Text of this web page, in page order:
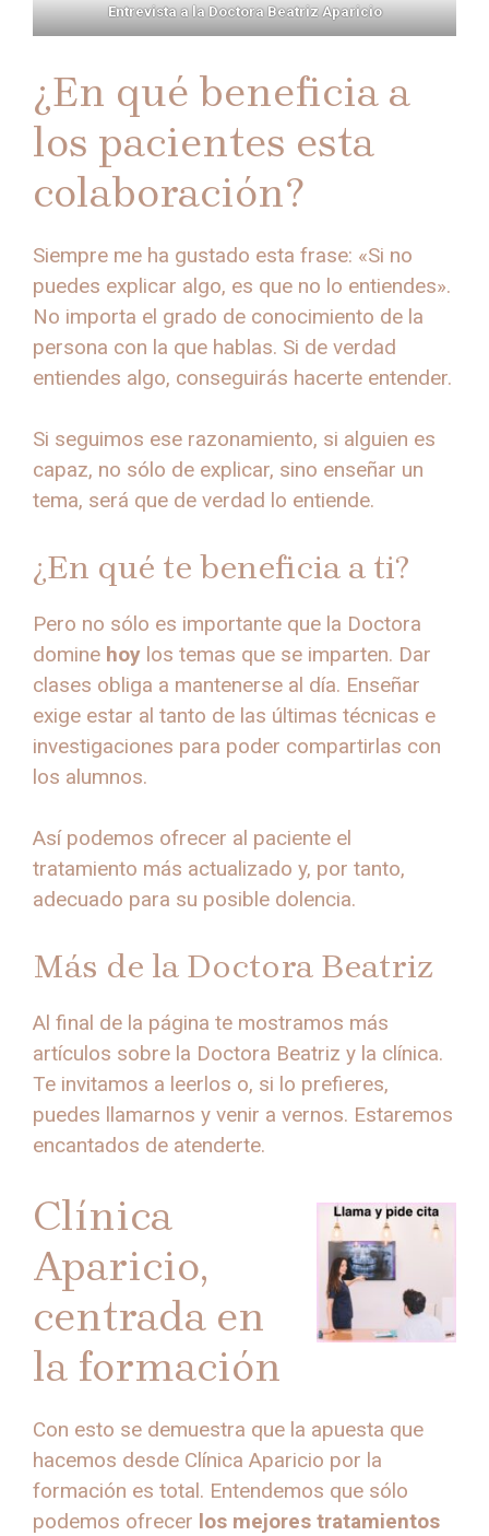
Entrevista a la Doctora Beatriz Aparicio
¿En qué beneficia a
los pacientes esta
colaboración?
Siempre me ha gustado esta frase: «Si no
puedes explicar algo, es que no lo entiendes».
No importa el grado de conocimiento de la
persona con la que hablas. Si de verdad
entiendes algo, conseguirás hacerte entender.
Si seguimos ese razonamiento, si alguien es
capaz, no sólo de explicar, sino enseñar un
tema, será que de verdad lo entiende.
¿En qué te beneficia a ti?
Pero no sólo es importante que la Doctora
domine hoy los temas que se imparten. Dar
clases obliga a mantenerse al día. Enseñar
exige estar al tanto de las últimas técnicas e
investigaciones para poder compartirlas con
los alumnos.
Así podemos ofrecer al paciente el
tratamiento más actualizado y, por tanto,
adecuado para su posible dolencia.
Más de la Doctora Beatriz
Al final de la página te mostramos más
artículos sobre la Doctora Beatriz y la clínica.
Te invitamos a leerlos o, si lo prefieres,
puedes llamarnos y venir a vernos. Estaremos
encantados de atenderte.
Clínica
Aparicio,
centrada en
la formación
Con esto se demuestra que la apuesta que
hacemos desde Clínica Aparicio por la
formación es total. Entendemos que sólo
podemos ofrecer los mejores tratamientos